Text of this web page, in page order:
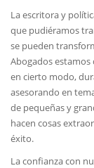
La escritora y
que pudiéramos
se pueden
Abogados
en cierto modo,
asesorando en
de pequeñas y
hacen cosas
éxito.
La confianza con